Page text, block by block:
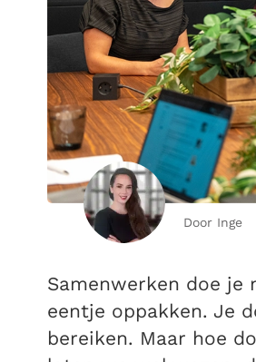
Door Inge
Samenwerken doe je
eentje oppakken. Je
bereiken. Maar hoe